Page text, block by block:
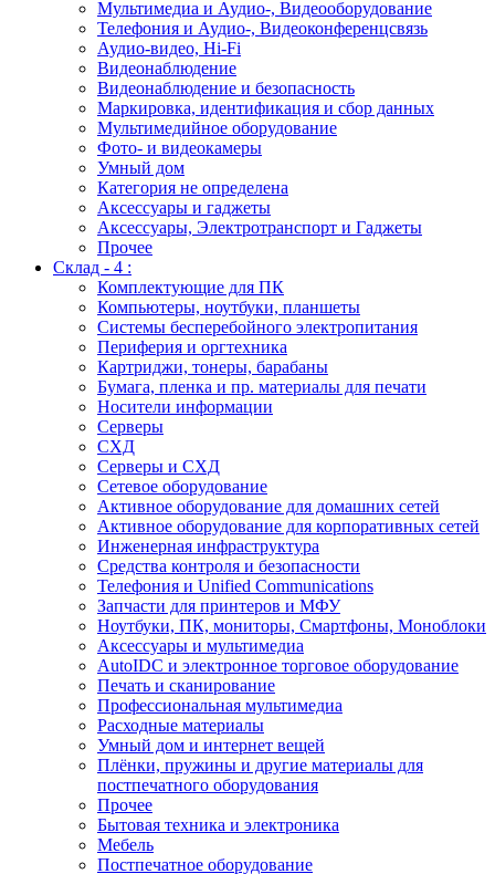
Мультимедиа и Аудио-, Видеооборудование
Телефония и Аудио-, Видеоконференцсвязь
Аудио-видео, Hi-Fi
Видеонаблюдение
Видеонаблюдение и безопасность
Маркировка, идентификация и сбор данных
Мультимедийное оборудование
Фото- и видеокамеры
Умный дом
Категория не определена
Аксессуары и гаджеты
Аксессуары, Электротранспорт и Гаджеты
Прочее
Склад - 4 :
Комплектующие для ПК
Компьютеры, ноутбуки, планшеты
Системы бесперебойного электропитания
Периферия и оргтехника
Картриджи, тонеры, барабаны
Бумага, пленка и пр. материалы для печати
Носители информации
Серверы
СХД
Серверы и СХД
Сетевое оборудование
Активное оборудование для домашних сетей
Активное оборудование для корпоративных сетей
Инженерная инфраструктура
Средства контроля и безопасности
Телефония и Unified Communications
Запчасти для принтеров и МФУ
Ноутбуки, ПК, мониторы, Смартфоны, Моноблоки
Аксессуары и мультимедиа
AutoIDC и электронное торговое оборудование
Печать и сканирование
Профессиональная мультимедиа
Расходные материалы
Умный дом и интернет вещей
Плёнки, пружины и другие материалы для
постпечатного оборудования
Прочее
Бытовая техника и электроника
Мебель
Постпечатное оборудование